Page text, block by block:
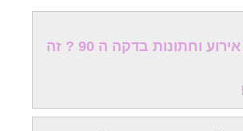
תכנון וארגון אירוע וחתונות בדקה ה 90 ? זה